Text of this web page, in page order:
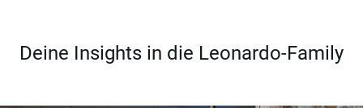
Deine Insights in die Leonardo-Family